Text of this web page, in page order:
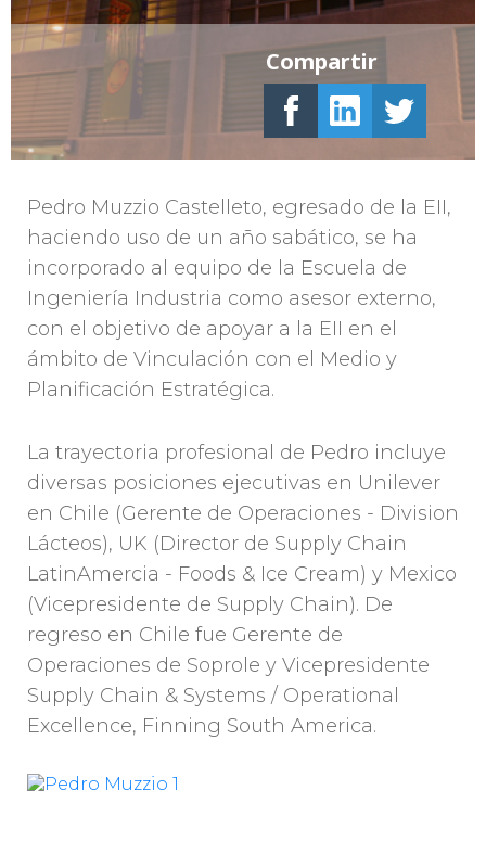
Pedro Muzzio Castelleto, egresado de la EII,
haciendo uso de un año sabático, se ha
incorporado al equipo de la Escuela de
Ingeniería Industria como asesor externo,
con el objetivo de apoyar a la EII en el
ámbito de Vinculación con el Medio y
Planificación Estratégica.
La trayectoria profesional de Pedro incluye
diversas posiciones ejecutivas en Unilever
en Chile (Gerente de Operaciones - Division
Lácteos), UK (Director de Supply Chain
LatinAmercia - Foods & Ice Cream) y Mexico
(Vicepresidente de Supply Chain). De
regreso en Chile fue Gerente de
Operaciones de Soprole y Vicepresidente
Supply Chain & Systems / Operational
Excellence, Finning South America.
Compartir